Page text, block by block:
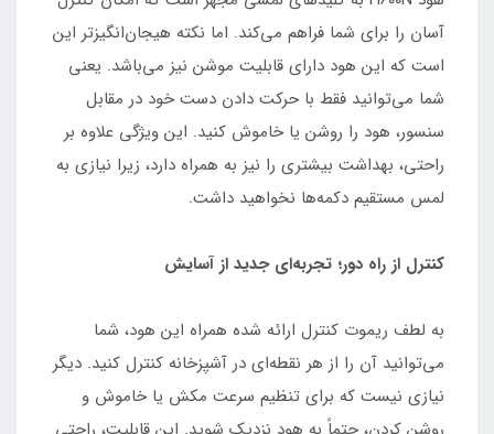
آسان را برای شما فراهم می‌کند. اما نکته هیجان‌انگیزتر این
است که این هود دارای قابلیت موشن نیز می‌باشد. یعنی
شما می‌توانید فقط با حرکت دادن دست خود در مقابل
سنسور، هود را روشن یا خاموش کنید. این ویژگی علاوه بر
راحتی، بهداشت بیشتری را نیز به همراه دارد، زیرا نیازی به
لمس مستقیم دکمه‌ها نخواهید داشت.
کنترل از راه دور؛ تجربه‌ای جدید از آسایش
به لطف ریموت کنترل ارائه شده همراه این هود، شما
می‌توانید آن را از هر نقطه‌ای در آشپزخانه کنترل کنید. دیگر
نیازی نیست که برای تنظیم سرعت مکش یا خاموش و